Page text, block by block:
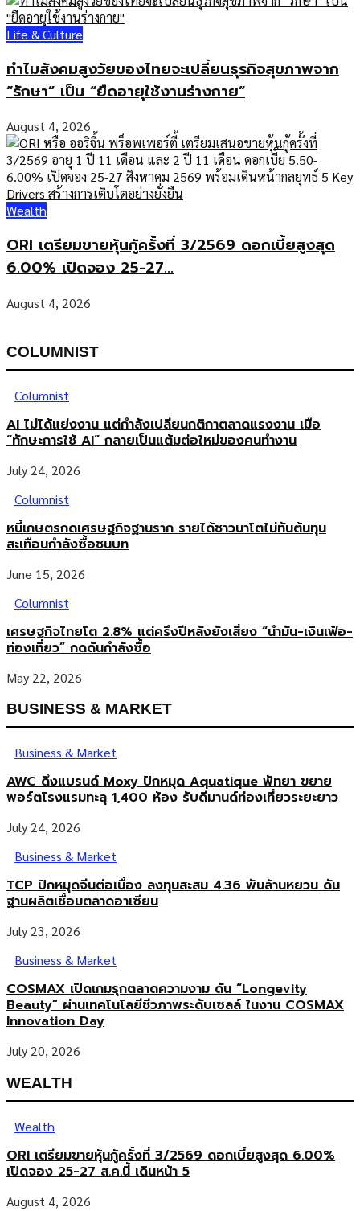
Life & Culture
ทำไมสังคมสูงวัยของไทยจะเปลี่ยนธุรกิจสุขภาพจาก
“รักษา” เป็น “ยืดอายุใช้งานร่างกาย”
August 4, 2026
Wealth
ORI เตรียมขายหุ้นกู้ครั้งที่ 3/2569 ดอกเบี้ยสูงสุด
6.00% เปิดจอง 25-27...
August 4, 2026
COLUMNIST
Columnist
AI ไม่ได้แย่งงาน แต่กำลังเปลี่ยนกติกาตลาดแรงงาน เมื่อ
“ทักษะการใช้ AI” กลายเป็นแต้มต่อใหม่ของคนทำงาน
July 24, 2026
Columnist
หนี้เกษตรกดเศรษฐกิจฐานราก รายได้ชาวนาโตไม่ทันต้นทุน
สะเทือนกำลังซื้อชนบท
June 15, 2026
Columnist
เศรษฐกิจไทยโต 2.8% แต่ครึ่งปีหลังยังเสี่ยง “น้ำมัน-เงินเฟ้อ-
ท่องเที่ยว” กดดันกำลังซื้อ
May 22, 2026
BUSINESS & MARKET
Business & Market
AWC ดึงแบรนด์ Moxy ปักหมุด Aquatique พัทยา ขยาย
พอร์ตโรงแรมทะลุ 1,400 ห้อง รับดีมานด์ท่องเที่ยวระยะยาว
July 24, 2026
Business & Market
TCP ปักหมุดจีนต่อเนื่อง ลงทุนสะสม 4.36 พันล้านหยวน ดัน
ฐานผลิตเชื่อมตลาดอาเซียน
July 23, 2026
Business & Market
COSMAX เปิดเกมรุกตลาดความงาม ดัน “Longevity
Beauty” ผ่านเทคโนโลยีชีวภาพระดับเซลล์ ในงาน COSMAX
Innovation Day
July 20, 2026
WEALTH
Wealth
ORI เตรียมขายหุ้นกู้ครั้งที่ 3/2569 ดอกเบี้ยสูงสุด 6.00%
เปิดจอง 25-27 ส.ค.นี้ เดินหน้า 5
August 4, 2026